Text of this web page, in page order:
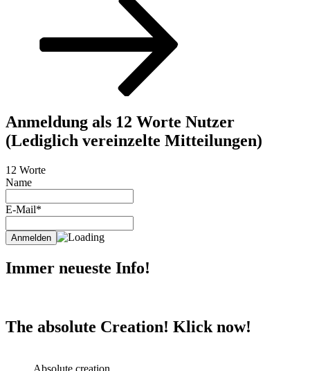
Anmeldung als 12 Worte Nutzer
(Lediglich vereinzelte Mitteilungen)
12 Worte
Name
E-Mail*
Immer neueste Info!
The absolute Creation! Klick now!
Absolute creation